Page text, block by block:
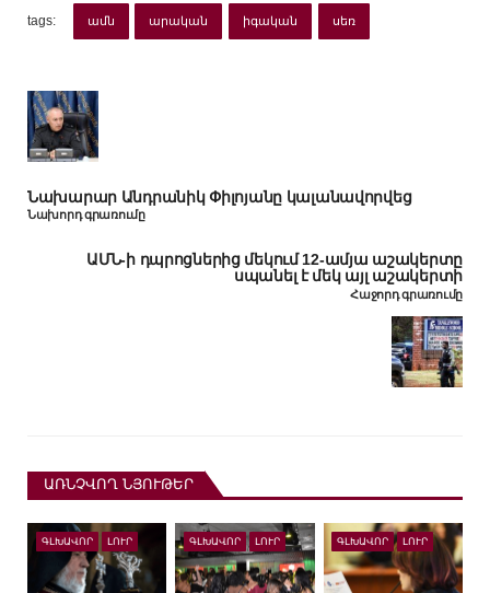
tags: ամն արական իգական սեռ
Նախարար Անդրանիկ Փիլոյանը կալանավորվեց
Նախորդ գրառումը
ԱՄՆ-ի դպրոցներից մեկում 12-ամյա աշակերտը
սպանել է մեկ այլ աշակերտի
Հաջորդ գրառումը
ԱՌՆՉՎՈՂ ՆՅՈՒԹԵՐ
ԳԼԽԱՎՈՐ ԼՈՒՐ ԳԼԽԱՎՈՐ ԼՈՒՐ ԳԼԽԱՎՈՐ ԼՈՒՐ